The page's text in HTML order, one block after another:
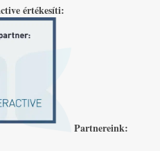
értékesíti:
Partnereink: